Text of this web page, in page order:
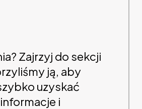
Zajrzyj do sekcji
ją, aby
uzyskać
i